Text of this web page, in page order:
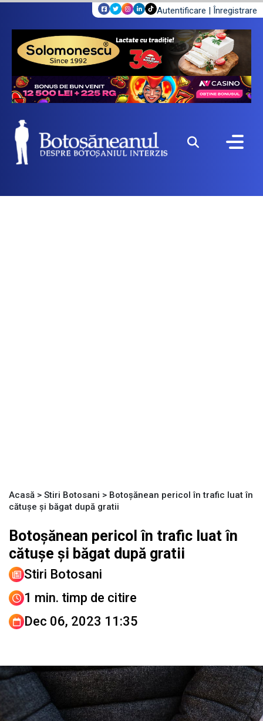
Autentificare | Înregistrare
Acasă > Stiri Botosani > Botoșănean pericol în trafic luat în
cătușe și băgat după gratii
Botoșănean pericol în trafic luat în
cătușe și băgat după gratii
Stiri Botosani
1 min. timp de citire
Dec 06, 2023 11:35